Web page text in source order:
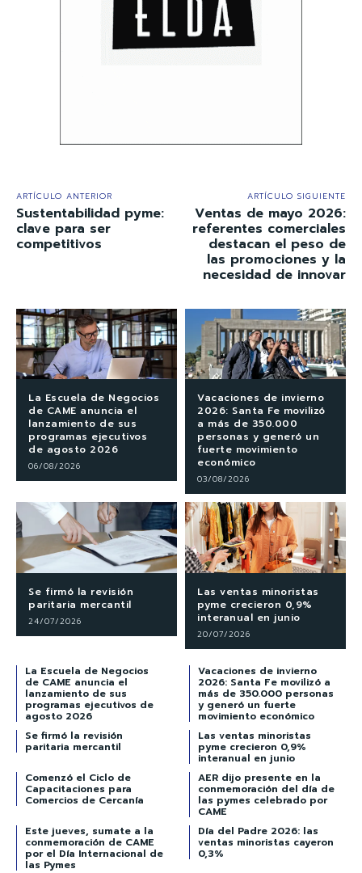
ARTÍCULO ANTERIOR
Sustentabilidad pyme:
clave para ser
competitivos
ARTÍCULO SIGUIENTE
Ventas de mayo 2026:
referentes comerciales
destacan el peso de
las promociones y la
necesidad de innovar
La Escuela de Negocios
de CAME anuncia el
lanzamiento de sus
programas ejecutivos
de agosto 2026
06/08/2026
Vacaciones de invierno
2026: Santa Fe movilizó
a más de 350.000
personas y generó un
fuerte movimiento
económico
03/08/2026
Se firmó la revisión
paritaria mercantil
24/07/2026
Las ventas minoristas
pyme crecieron 0,9%
interanual en junio
20/07/2026
La Escuela de Negocios
de CAME anuncia el
lanzamiento de sus
programas ejecutivos de
agosto 2026
Vacaciones de invierno
2026: Santa Fe movilizó a
más de 350.000 personas
y generó un fuerte
movimiento económico
Se firmó la revisión
paritaria mercantil
Las ventas minoristas
pyme crecieron 0,9%
interanual en junio
Comenzó el Ciclo de
Capacitaciones para
Comercios de Cercanía
AER dijo presente en la
conmemoración del día de
las pymes celebrado por
CAME
Este jueves, sumate a la
conmemoración de CAME
por el Día Internacional de
las Pymes
Día del Padre 2026: las
ventas minoristas cayeron
0,3%